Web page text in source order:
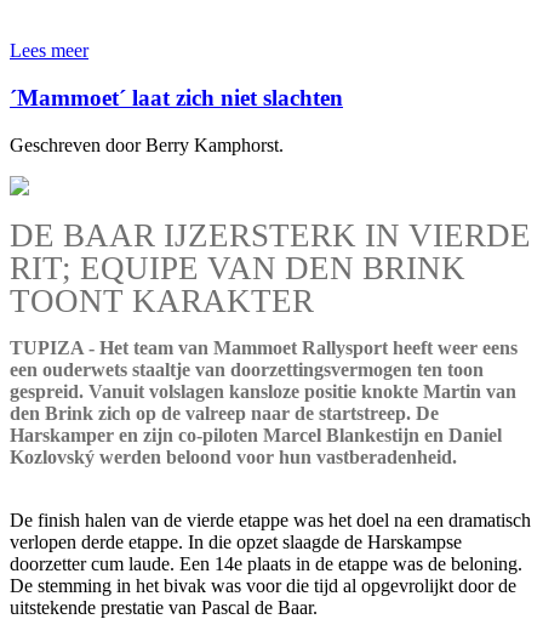
Lees meer
´Mammoet´ laat zich niet slachten
Geschreven door Berry Kamphorst.
DE BAAR IJZERSTERK IN VIERDE
RIT; EQUIPE VAN DEN BRINK
TOONT KARAKTER
TUPIZA - Het team van Mammoet Rallysport heeft weer eens
een ouderwets staaltje van doorzettingsvermogen ten toon
gespreid. Vanuit volslagen kansloze positie knokte Martin van
den Brink zich op de valreep naar de startstreep. De
Harskamper en zijn co-piloten Marcel Blankestijn en Daniel
Kozlovský werden beloond voor hun vastberadenheid.
De finish halen van de vierde etappe was het doel na een dramatisch
verlopen derde etappe. In die opzet slaagde de Harskampse
doorzetter cum laude. Een 14e plaats in de etappe was de beloning.
De stemming in het bivak was voor die tijd al opgevrolijkt door de
uitstekende prestatie van Pascal de Baar.